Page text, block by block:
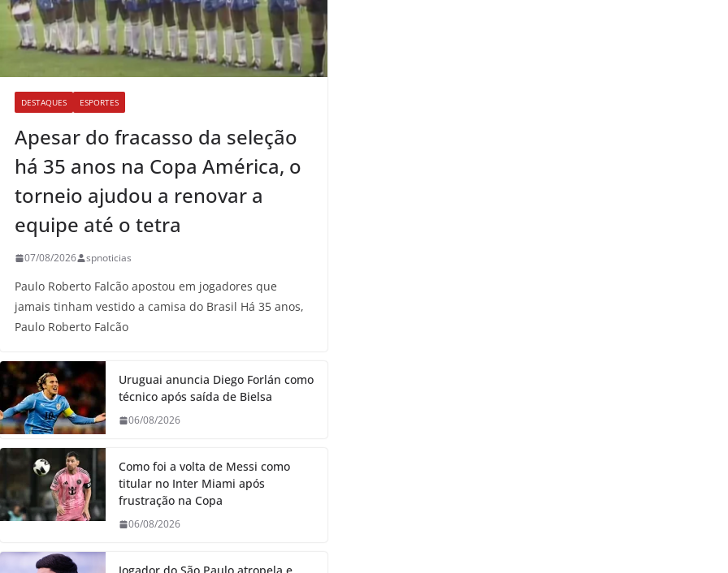
DESTAQUES ESPORTES
Apesar do fracasso da seleção
há 35 anos na Copa América, o
torneio ajudou a renovar a
equipe até o tetra
07/08/2026 spnoticias
Paulo Roberto Falcão apostou em jogadores que
jamais tinham vestido a camisa do Brasil Há 35 anos,
Paulo Roberto Falcão
Uruguai anuncia Diego Forlán como
técnico após saída de Bielsa
06/08/2026
Como foi a volta de Messi como
titular no Inter Miami após
frustração na Copa
06/08/2026